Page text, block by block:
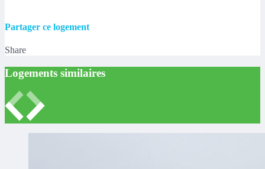
Partager ce logement
Share
Logements similaires